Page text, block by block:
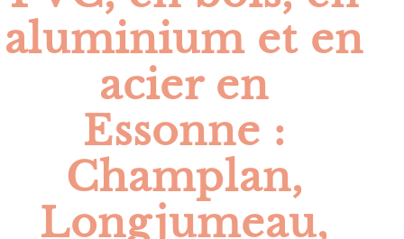
aluminium et en
acier en
Essonne :
Champlan,
Longjumeau,